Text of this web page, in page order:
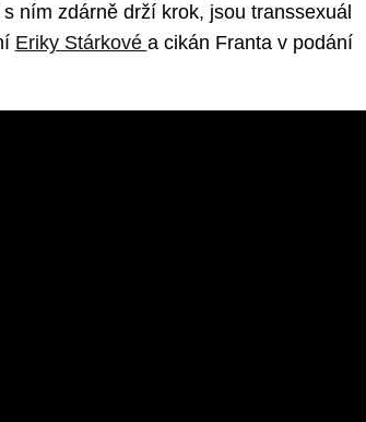
ním zdárně drží krok, jsou transsexuál
Eriky Stárkové a cikán Franta v podání